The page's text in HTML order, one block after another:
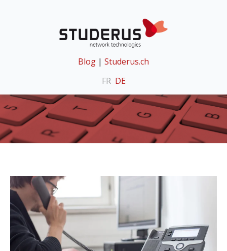
Blog | Studerus.ch
FR DE